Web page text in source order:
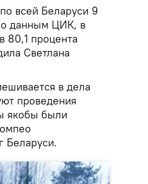
всей Беларуси 9
данным ЦИК, в
80,1 процента
Светлана
в дела
проведения
якобы были
Беларуси.